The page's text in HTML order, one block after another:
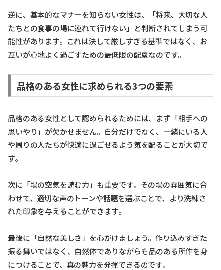
逆に、基本的なマナーを知らない女性は、「将来、大切な人
たちとの食事の場に連れて行けない」と判断されてしまう可
能性があります。これは決して厳しすぎる基準ではなく、お
互いが心地よく過ごすための最低限の配慮なのです。
品格のある女性に求められる3つの要素
品格のある女性として認められるためには、まず「相手への
思いやり」が欠かせません。自分だけでなく、一緒にいる人
や周りの人たちが快適に過ごせるよう気を配ることが大切で
す。
次に「場の空気を読む力」も重要です。その場の雰囲気に合
わせて、適切な声のトーンや話題を選ぶことで、より洗練さ
れた印象を与えることができます。
最後に「自然な美しさ」を心がけましょう。作り込みすぎた
振る舞いではなく、自然体でありながらも品のある所作を身
につけることで、真の魅力を発揮できるのです。